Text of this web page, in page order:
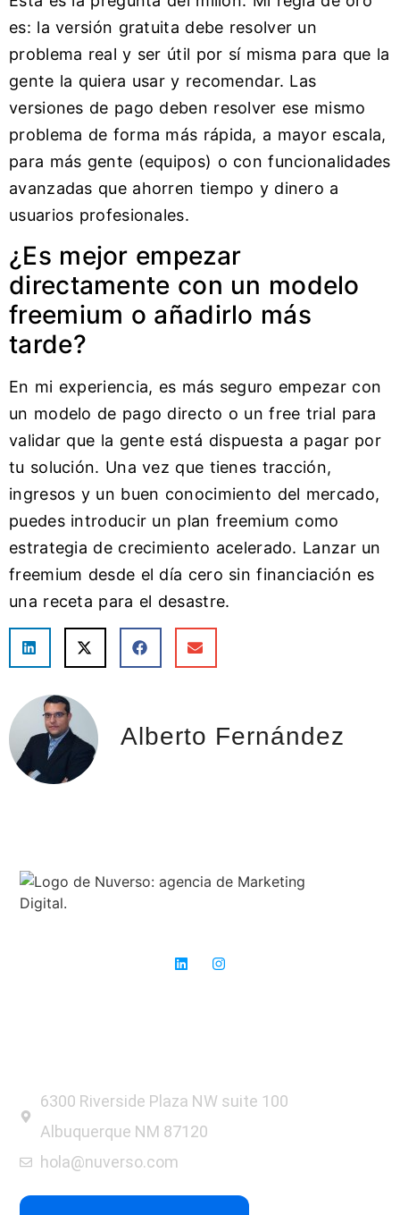
es: la versión gratuita debe resolver un
problema real y ser útil por sí misma para que la
gente la quiera usar y recomendar. Las
versiones de pago deben resolver ese mismo
problema de forma más rápida, a mayor escala,
para más gente (equipos) o con funcionalidades
avanzadas que ahorren tiempo y dinero a
usuarios profesionales.
¿Es mejor empezar
directamente con un modelo
freemium o añadirlo más
tarde?
En mi experiencia, es más seguro empezar con
un modelo de pago directo o un free trial para
validar que la gente está dispuesta a pagar por
tu solución. Una vez que tienes tracción,
ingresos y un buen conocimiento del mercado,
puedes introducir un plan freemium como
estrategia de crecimiento acelerado. Lanzar un
freemium desde el día cero sin financiación es
una receta para el desastre.
Alberto Fernández
6300 Riverside Plaza NW suite 100
Albuquerque NM 87120
hola@nuverso.com